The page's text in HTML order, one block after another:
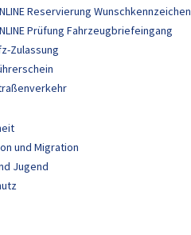
Reservierung Wunschkennzeichen
Prüfung Fahrzeugbriefeingang
Zulassung
und Migration
Jugend